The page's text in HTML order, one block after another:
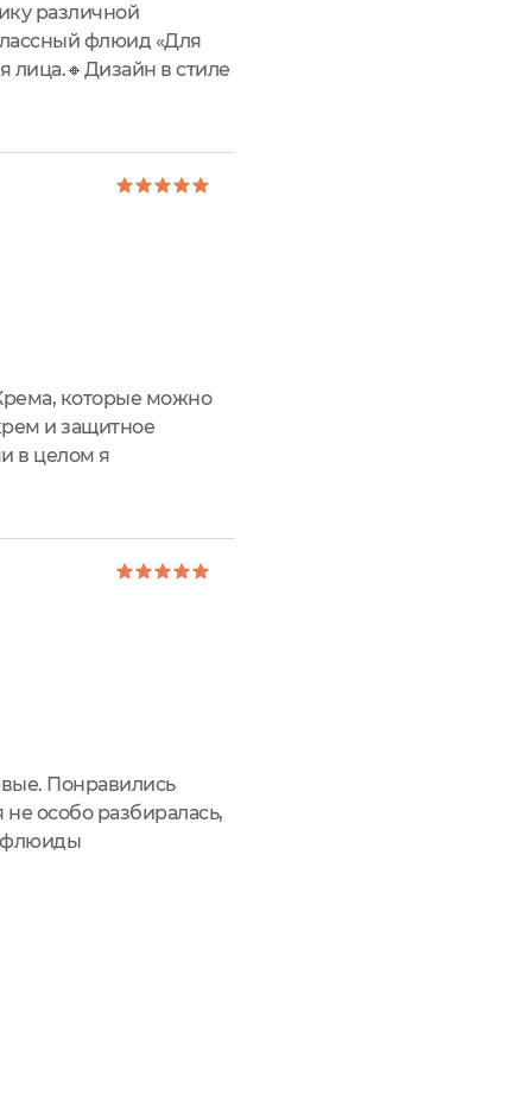
различной
флюид «Для
лица.🔸Дизайн в стиле
которые можно
и защитное
в целом я
Понравились
особо разбиралась,
флюиды